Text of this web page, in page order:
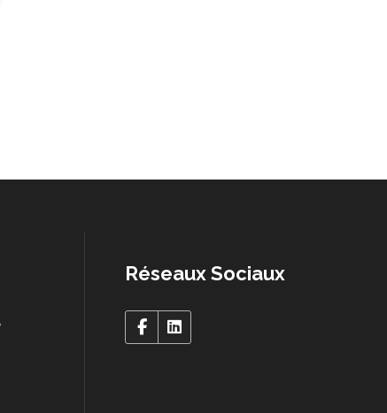
Réseaux Sociaux